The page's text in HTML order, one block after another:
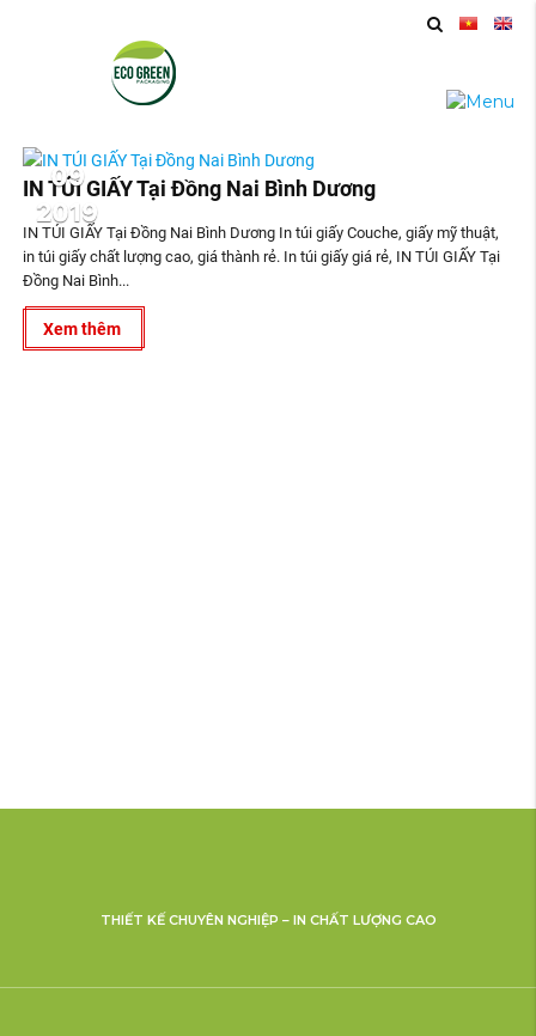
IN TÚI GIẤY Tại Đồng Nai Bình Dương
IN TÚI GIẤY Tại Đồng Nai Bình Dương In túi giấy Couche, giấy mỹ thuật,
in túi giấy chất lượng cao, giá thành rẻ. In túi giấy giá rẻ, IN TÚI GIẤY Tại
Đồng Nai Bình...
Xem thêm
09
2019
THIẾT KẾ CHUYÊN NGHIỆP – IN CHẤT LƯỢNG CAO